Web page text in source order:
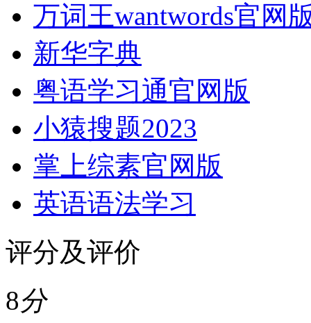
万词王wantwords官网
新华字典
粤语学习通官网版
小猿搜题2023
掌上综素官网版
英语语法学习
评分及评价
8分